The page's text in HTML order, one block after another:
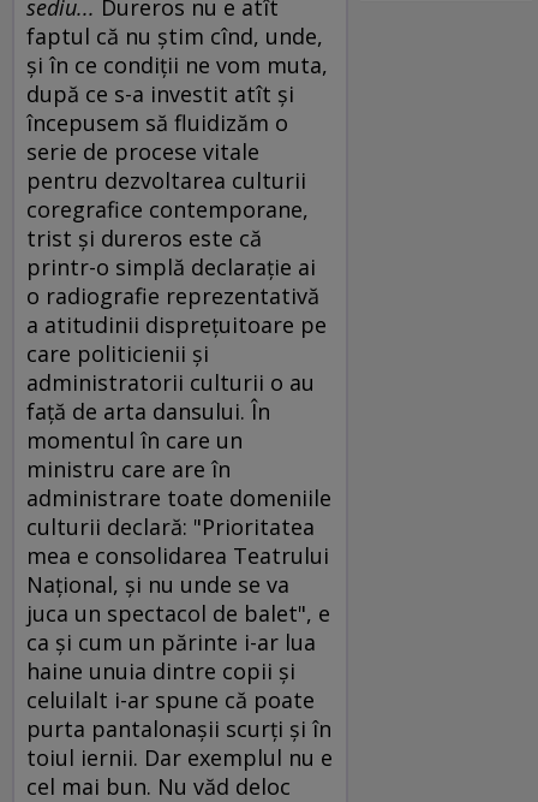
sediu... Dureros nu e atît
faptul că nu ştim cînd, unde,
şi în ce condiţii ne vom muta,
după ce s-a investit atît şi
începusem să fluidizăm o
serie de procese vitale
pentru dezvoltarea culturii
coregrafice contemporane,
trist şi dureros este că
printr-o simplă declaraţie ai
o radiografie reprezentativă
a atitudinii dispreţuitoare pe
care politicienii şi
administratorii culturii o au
faţă de arta dansului. În
momentul în care un
ministru care are în
administrare toate domeniile
culturii declară: "Prioritatea
mea e consolidarea Teatrului
Naţional, şi nu unde se va
juca un spectacol de balet", e
ca şi cum un părinte i-ar lua
haine unuia dintre copii şi
celuilalt i-ar spune că poate
purta pantalonaşii scurţi şi în
toiul iernii. Dar exemplul nu e
cel mai bun. Nu văd deloc